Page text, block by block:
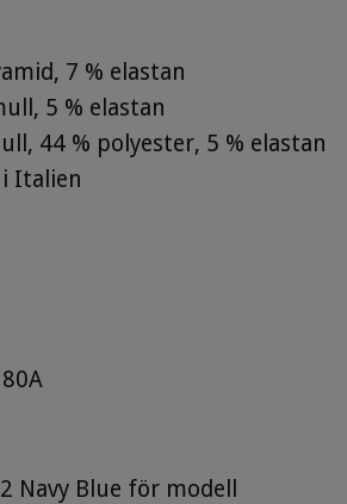
7 % elastan
5 % elastan
44 % polyester, 5 % elastan
Italien
Navy Blue för modell